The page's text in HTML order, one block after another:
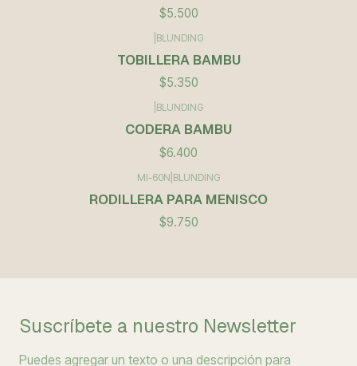
$5.500
BLUNDING
TOBILLERA BAMBU
$5.350
BLUNDING
CODERA BAMBU
$6.400
MI-60N BLUNDING
RODILLERA PARA MENISCO
$9.750
Suscríbete a nuestro Newsletter
Puedes agregar un texto o una descripción para